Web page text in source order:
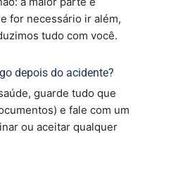
for necessário ir além,
tudo com você.
depois do acidente?
guarde tudo que
e fale com um
ou aceitar qualquer